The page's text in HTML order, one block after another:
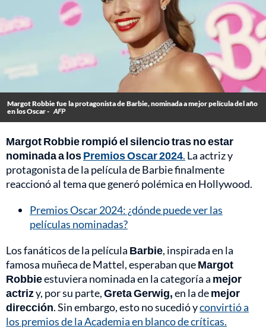
Margot Robbie fue la protagonista de Barbie, nominada a mejor película del año
en los Oscar - AFP
Margot Robbie rompió el silencio tras no estar
nominada a losPremios Oscar 2024. La actriz y
protagonista de la película de Barbie finalmente
reaccionó al tema que generó polémica en Hollywood.
Premios Oscar 2024: ¿dónde puede ver las
películas nominadas?
Los fanáticos de la película Barbie, inspirada en la
famosa muñeca de Mattel, esperaban queMargot
Robbieestuviera nominada en la categoría a mejor
actrizy, por su parte,Greta Gerwig,en la demejor
dirección. Sin embargo, esto no sucedió yconvirtió a
los premios de la Academia en blanco de críticas.